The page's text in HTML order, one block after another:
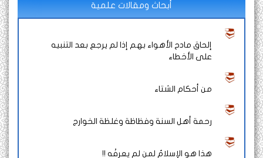
أبحاث ومقالات علمية
إلحاق مادح الأهواء بهم إذا لم يرجع بعد التنبيه
على الأخطاء
من أحكام الشتاء
رحمة أهل السنة وفظاظة وغلظة الخوارج
هذا هو الإسلامُ لمن لم يعرفْه !!